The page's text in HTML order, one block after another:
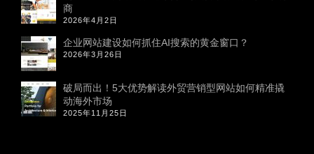
商
2026年4月2日
企业网站建设如何抓住AI搜索的黄金窗口？
2026年3月26日
破局而出！5大优势解读外贸营销型网站如何精准撬
动海外市场
2025年11月25日